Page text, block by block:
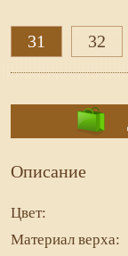
31 32
Описание
Цвет:
Материал верха: